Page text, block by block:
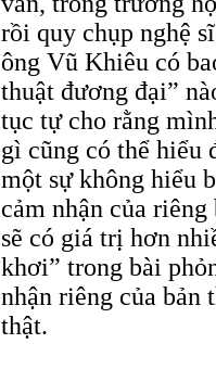
rồi quy chụp nghệ
ông Vũ Khiêu có
thuật đương đại”
tục tự cho rằng
gì cũng có thể hiểu
một sự không hiểu
cảm nhận của
sẽ có giá trị hơn
khơi” trong bài
nhận riêng của bản
thật.